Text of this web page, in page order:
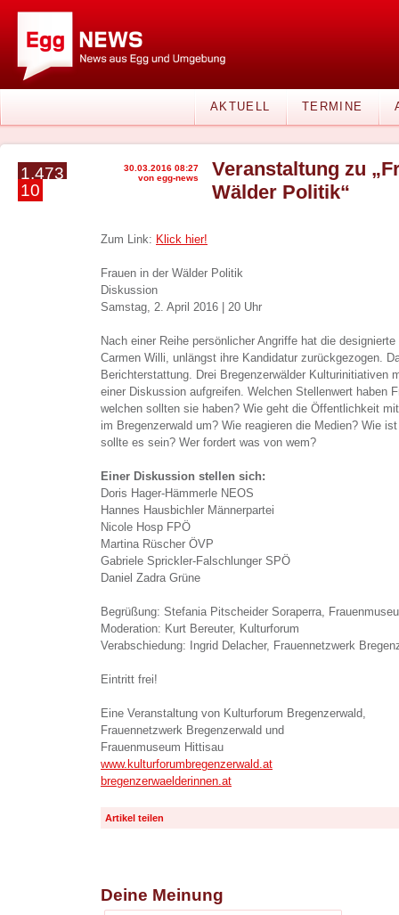
AKTUELL TERMINE
1.473
10
30.03.2016 08:27
von egg-news
Veranstaltung zu
Wälder Politik“
Zum Link: Klick hier!
Frauen in der Wälder Politik
Diskussion
Samstag, 2. April 2016 | 20 Uhr
Nach einer Reihe persönlicher Angriffe hat die
Carmen Willi, unlängst ihre Kandidatur zurückgezogen.
Berichterstattung. Drei Bregenzerwälder Kulturinitiativen
einer Diskussion aufgreifen. Welchen Stellenwert haben
welchen sollten sie haben? Wie geht die Öffentlichkeit
im Bregenzerwald um? Wie reagieren die Medien? Wie
sollte es sein? Wer fordert was von wem?
Einer Diskussion stellen sich:
Doris Hager-Hämmerle NEOS
Hannes Hausbichler Männerpartei
Nicole Hosp FPÖ
Martina Rüscher ÖVP
Gabriele Sprickler-Falschlunger SPÖ
Daniel Zadra Grüne
Begrüßung: Stefania Pitscheider Soraperra,
Moderation: Kurt Bereuter, Kulturforum
Verabschiedung: Ingrid Delacher, Frauennetzwerk
Eintritt frei!
Eine Veranstaltung von Kulturforum Bregenzerwald,
Frauennetzwerk Bregenzerwald und
Frauenmuseum Hittisau
www.kulturforumbregenzerwald.at
bregenzerwaelderinnen.at
Artikel teilen
Deine Meinung